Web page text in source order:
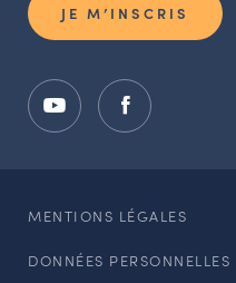
JE M’INSCRIS
MENTIONS LÉGALES
DONNÉES PERSONNELLES